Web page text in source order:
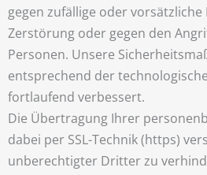
gegen zufällige oder
Zerstörung oder gegen den
Personen. Unsere
entsprechend der
fortlaufend verbessert.
Die Übertragung Ihrer
dabei per SSL-Technik (https)
unberechtigter Dritter zu